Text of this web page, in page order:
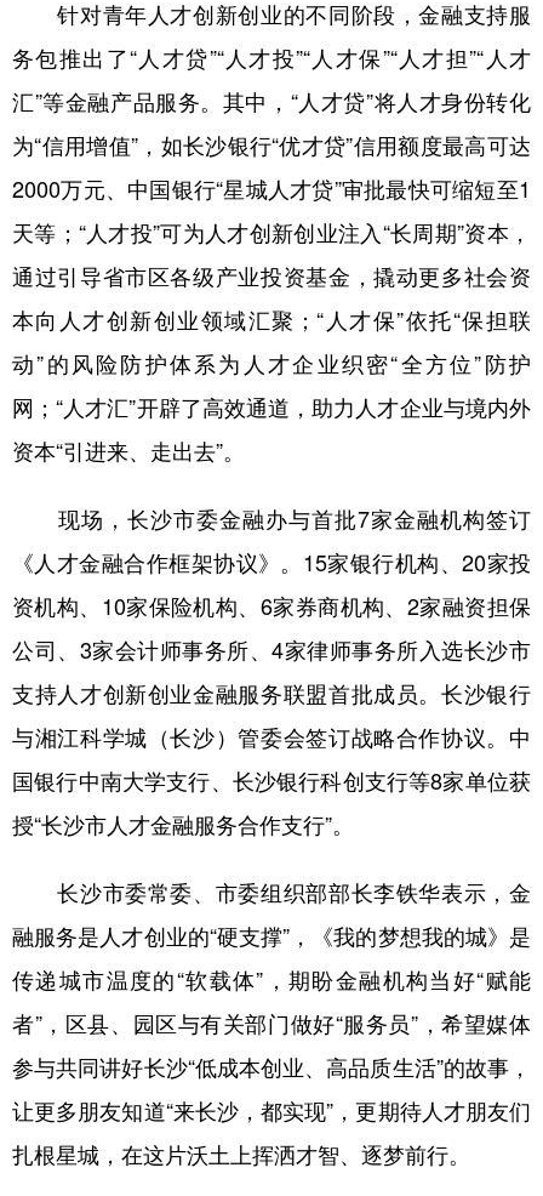
辽宁 吉林 上海 江苏
浙江 安徽 福建 江西
山东 河南 湖北 湖南
四川 贵州 云南 西藏
陕西 甘肃 青海 宁夏
新疆 内蒙古 黑龙江
多语种频道
English Español
Русский язык 日本語 한국어
Deutsch Português
针对青年人才创新创业的不同阶段，金融支持服
务包推出了“人才贷”“人才投”“人才保”“人才担”“人才
汇”等金融产品服务。其中，“人才贷”将人才身份转化
为“信用增值”，如长沙银行“优才贷”信用额度最高可达
2000万元、中国银行“星城人才贷”审批最快可缩短至1
天等；“人才投”可为人才创新创业注入“长周期”资本，
通过引导省市区各级产业投资基金，撬动更多社会资
本向人才创新创业领域汇聚；“人才保”依托“保担联
动”的风险防护体系为人才企业织密“全方位”防护
网；“人才汇”开辟了高效通道，助力人才企业与境内外
资本“引进来、走出去”。
现场，长沙市委金融办与首批7家金融机构签订
《人才金融合作框架协议》。15家银行机构、20家投
资机构、10家保险机构、6家券商机构、2家融资担保
公司、3家会计师事务所、4家律师事务所入选长沙市
支持人才创新创业金融服务联盟首批成员。长沙银行
与湘江科学城（长沙）管委会签订战略合作协议。中
国银行中南大学支行、长沙银行科创支行等8家单位获
授“长沙市人才金融服务合作支行”。
长沙市委常委、市委组织部部长李铁华表示，金
融服务是人才创业的“硬支撑”，《我的梦想我的城》是
传递城市温度的“软载体”，期盼金融机构当好“赋能
者”，区县、园区与有关部门做好“服务员”，希望媒体
参与共同讲好长沙“低成本创业、高品质生活”的故事，
让更多朋友知道“来长沙，都实现”，更期待人才朋友们
扎根星城，在这片沃土上挥洒才智、逐梦前行。